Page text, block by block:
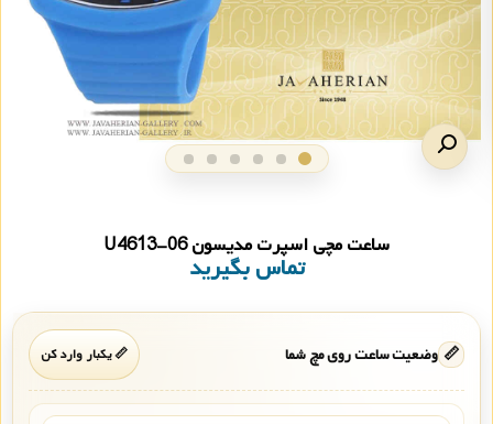
ساعت مچی اسپرت مدیسون U4613-06
تماس بگیرید
📏 وضعیت ساعت روی مچ شما 📏 یکبار وارد کن